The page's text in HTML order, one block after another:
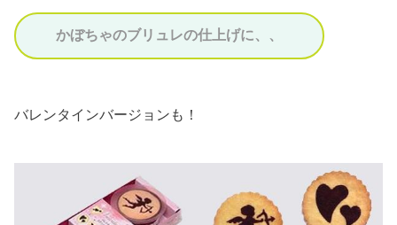
かぼちゃのブリュレの仕上げに、、
バレンタインバージョンも！